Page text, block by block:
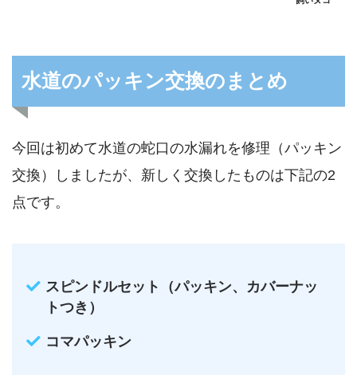
水道のパッキン交換のまとめ
今回は初めて水道の蛇口の水漏れを修理（パッキン
交換）しましたが、新しく交換したものは下記の2
点です。
スピンドルセット（パッキン、カバーナッ
トつき）
コマパッキン